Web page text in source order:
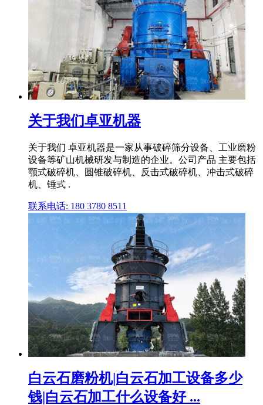
关于我们卓亚机器
关于我们 卓亚机器是一家从事破碎筛分设备、工业磨粉
设备等矿山机械研发与制造的企业。公司产品 主要包括
颚式破碎机、圆锥破碎机、反击式破碎机、冲击式破碎
机、锤式 .
联系电话: 180 3780 8511
白云石磨粉机|白云石加工设备多少
钱|白云石加工什么设备好 ...